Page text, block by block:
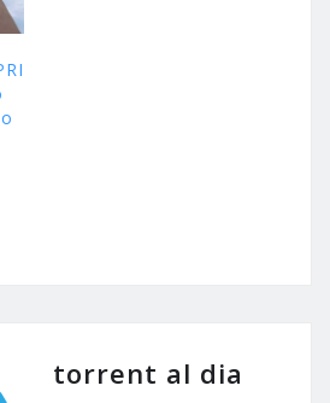
torrent al dia